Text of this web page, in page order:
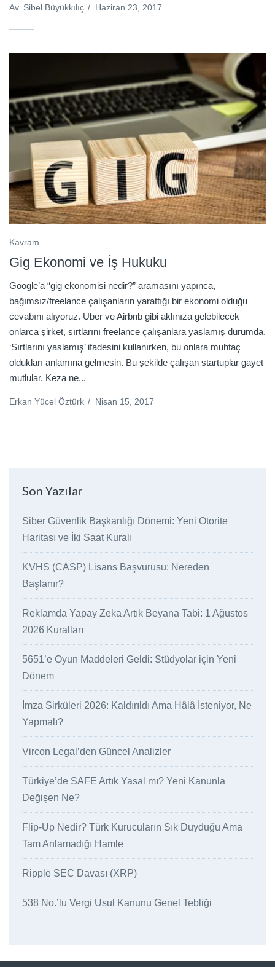
Av. Sibel Büyükkılıç / Haziran 23, 2017
Kavram
Gig Ekonomi ve İş Hukuku
Google’a “gig ekonomisi nedir?” aramasını yapınca,
bağımsız/freelance çalışanların yarattığı bir ekonomi olduğu
cevabını alıyoruz. Uber ve Airbnb gibi aklınıza gelebilecek
onlarca şirket, sırtlarını freelance çalışanlara yaslamış durumda.
‘Sırtlarını yaslamış’ ifadesini kullanırken, bu onlara muhtaç
oldukları anlamına gelmesin. Bu şekilde çalışan startuplar gayet
mutlular. Keza ne...
Erkan Yücel Öztürk / Nisan 15, 2017
Son Yazılar
Siber Güvenlik Başkanlığı Dönemi: Yeni Otorite
Haritası ve İki Saat Kuralı
KVHS (CASP) Lisans Başvurusu: Nereden
Başlanır?
Reklamda Yapay Zeka Artık Beyana Tabi: 1 Ağustos
2026 Kuralları
5651’e Oyun Maddeleri Geldi: Stüdyolar için Yeni
Dönem
İmza Sirküleri 2026: Kaldırıldı Ama Hâlâ İsteniyor, Ne
Yapmalı?
Vircon Legal’den Güncel Analizler
Türkiye’de SAFE Artık Yasal mı? Yeni Kanunla
Değişen Ne?
Flip-Up Nedir? Türk Kurucuların Sık Duyduğu Ama
Tam Anlamadığı Hamle
Ripple SEC Davası (XRP)
538 No.’lu Vergi Usul Kanunu Genel Tebliği